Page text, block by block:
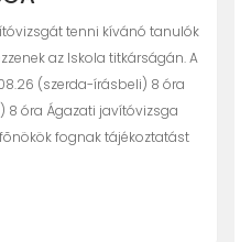
tenni kívánó tanulók
az Iskola titkárságán. A
(szerda-írásbeli) 8 óra
8 óra Ágazati javítóvizsga
fognak tájékoztatást